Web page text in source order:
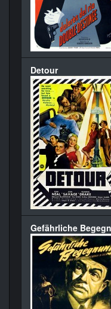
Detour
Gefährliche